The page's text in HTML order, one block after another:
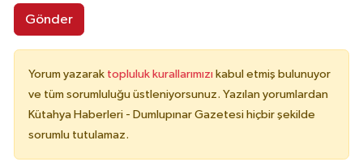
Gönder
Yorum yazarak topluluk kurallarımızı kabul etmiş bulunuyor
ve tüm sorumluluğu üstleniyorsunuz. Yazılan yorumlardan
Kütahya Haberleri - Dumlupınar Gazetesi hiçbir şekilde
sorumlu tutulamaz.